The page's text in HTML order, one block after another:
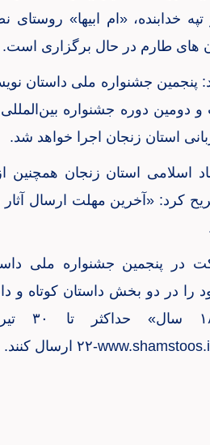
خدابنده، «ام ابیها» روستای
های طارم در حال برگزاری است.
جشنواره ملی داستان
دوره جشنواره بین‌المللی
استان زنجان اجرا خواهد شد.
اسلامی استان زنجان همچنین
کرد: «آخرین مهلت ارسال آثار
در پنجمین جشنواره ملی
خود را در دو بخش داستان کوتاه و
سال» حداکثر تا ۳۰
۲۲ ارسال کنند.